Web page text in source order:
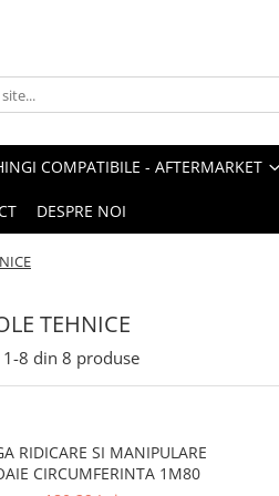
COMPATIBILE - AFTERMARKET
DESPRE NOI
TEHNICE
1-8 din 8 produse
RIDICARE SI MANIPULARE
CIRCUMFERINTA 1M80